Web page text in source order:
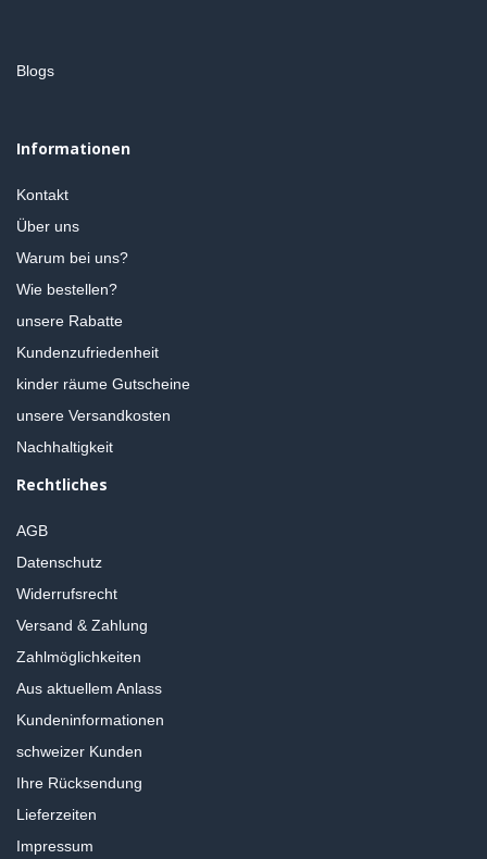
Blogs
Informationen
Kontakt
Über uns
Warum bei uns?
Wie bestellen?
unsere Rabatte
Kundenzufriedenheit
kinder räume Gutscheine
unsere Versandkosten
Nachhaltigkeit
Rechtliches
AGB
Datenschutz
Widerrufsrecht
Versand & Zahlung
Zahlmöglichkeiten
Aus aktuellem Anlass
Kundeninformationen
schweizer Kunden
Ihre Rücksendung
Lieferzeiten
Impressum